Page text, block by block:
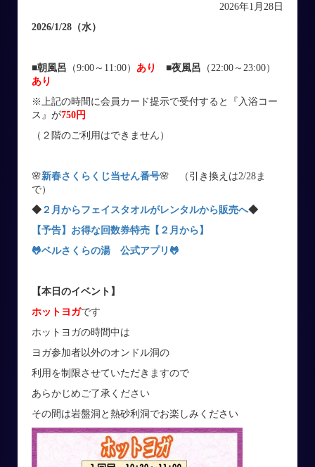
2026年1月28日
2026/1/28 （水）
■朝風呂 （9:00～11:00） あり ■夜風呂 （22:00～23:00）
あり
※上記の時間に会員カード提示で受付すると『入浴コー
ス』が750円
（２階のご利用はできません）
🌸新春さくらくじ当せん番号🌸 （引き換えは2/28ま
で）
◆ ２月からフェイスタオルがレンタルから販売へ◆
【予告】お得な回数券特売【２月から】
🐸ベルさくらの湯 公式アプリ 🐸
【本日のイベント】
ホットヨガです
ホットヨガの時間中は
ヨガ参加者以外のオンドル洞の
利用を制限させていただきますので
あらかじめご了承ください
その間は岩盤洞と熱砂利洞でお楽しみください